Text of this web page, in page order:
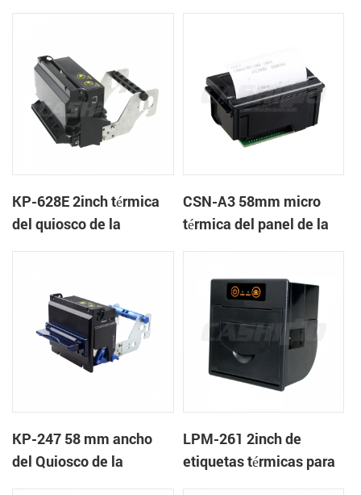
KP-628E 2inch térmica
del quiosco de la
CSN-A3 58mm micro
térmica del panel de la
KP-247 58 mm ancho
del Quiosco de la
LPM-261 2inch de
etiquetas térmicas para